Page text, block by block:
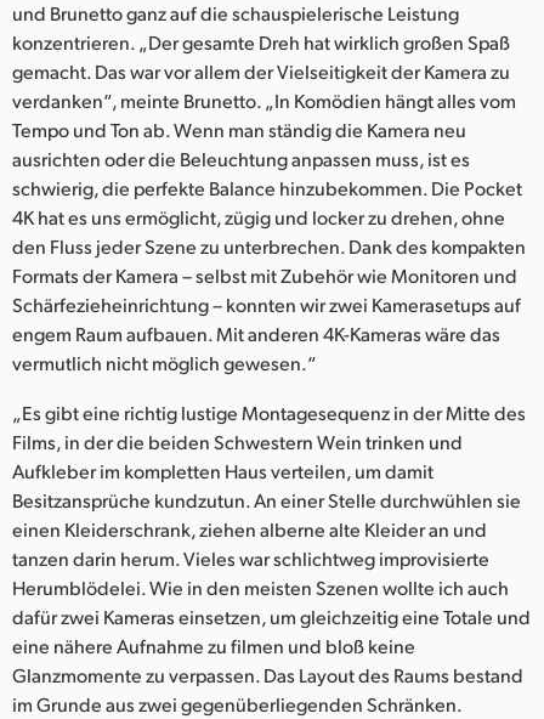
und Brunetto ganz auf die schauspielerische Leistung
konzentrieren. „Der gesamte Dreh hat wirklich großen Spaß
gemacht. Das war vor allem der Vielseitigkeit der Kamera zu
verdanken“, meinte Brunetto. „In Komödien hängt alles vom
Tempo und Ton ab. Wenn man ständig die Kamera neu
ausrichten oder die Beleuchtung anpassen muss, ist es
schwierig, die perfekte Balance hinzubekommen. Die Pocket
4K hat es uns ermöglicht, zügig und locker zu drehen, ohne
den Fluss jeder Szene zu unterbrechen. Dank des kompakten
Formats der Kamera – selbst mit Zubehör wie Monitoren und
Schärfezieheinrichtung – konnten wir zwei Kamerasetups auf
engem Raum aufbauen. Mit anderen 4K-Kameras wäre das
vermutlich nicht möglich gewesen.“
„Es gibt eine richtig lustige Montagesequenz in der Mitte des
Films, in der die beiden Schwestern Wein trinken und
Aufkleber im kompletten Haus verteilen, um damit
Besitzansprüche kundzutun. An einer Stelle durchwühlen sie
einen Kleiderschrank, ziehen alberne alte Kleider an und
tanzen darin herum. Vieles war schlichtweg improvisierte
Herumblödelei. Wie in den meisten Szenen wollte ich auch
dafür zwei Kameras einsetzen, um gleichzeitig eine Totale und
eine nähere Aufnahme zu filmen und bloß keine
Glanzmomente zu verpassen. Das Layout des Raums bestand
im Grunde aus zwei gegenüberliegenden Schränken.